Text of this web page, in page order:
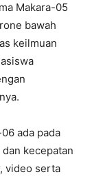
Makara-05
bawah
keilmuan
ada pada
kecepatan
video serta